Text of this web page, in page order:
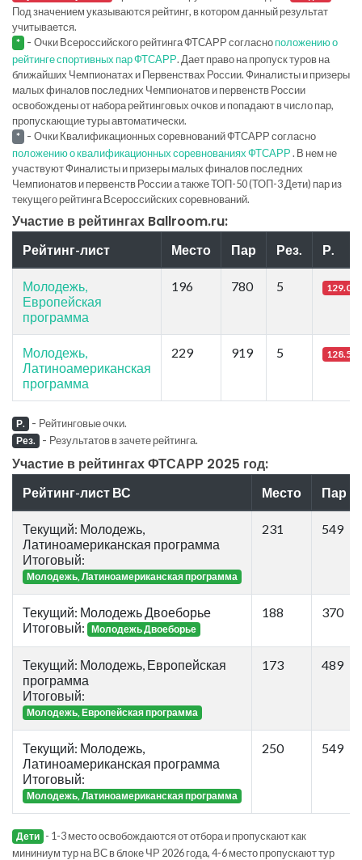
Под значением указываются рейтинг, в котором данный результат
учитывается.
* - Очки Всероссийского рейтинга ФТСАРР согласноположению о
рейтинге спортивных пар ФТСАРР. Дает право на пропуск туров на
ближайших Чемпионатах и Первенствах России. Финалисты и призеры
малых финалов последних Чемпионатов и первенств России
освобождены от набора рейтинговых очков и попадают в число пар,
пропускающие туры автоматически.
* - Очки Квалификационных соревнований ФТСАРР согласно
положению о квалификационных соревнованиях ФТСАРР. В нем не
участвуют Финалисты и призеры малых финалов последних
Чемпионатов и первенств России а также ТОП-50 (ТОП-3 Дети) пар из
текущего рейтинга Всероссийских соревнований.
Участие в рейтингах Ballroom.ru:
Рейтинг-лист Место Пар Рез. Р.
Молодежь,
Европейская
программа
196 780 5 129.02
Молодежь,
Латиноамериканская
программа
229 919 5 128.5
Р. - Рейтинговые очки.
Рез. - Результатов в зачете рейтинга.
Участие в рейтингах ФТСАРР 2025 год:
Рейтинг-лист ВС Место Пар
Текущий: Молодежь,
Латиноамериканская программа
Итоговый:
Молодежь, Латиноамериканская программа
231 549
Текущий: Молодежь Двоеборье
Итоговый: Молодежь Двоеборье
188 370
Текущий: Молодежь, Европейская
программа
Итоговый:
Молодежь, Европейская программа
173 489
Текущий: Молодежь,
Латиноамериканская программа
Итоговый:
Молодежь, Латиноамериканская программа
250 549
Дети - 1-3 место освобождаются от отбора и пропускают как
мининиум тур на ВС в блоке ЧР 2026 года, 4-6 место пропускают тур